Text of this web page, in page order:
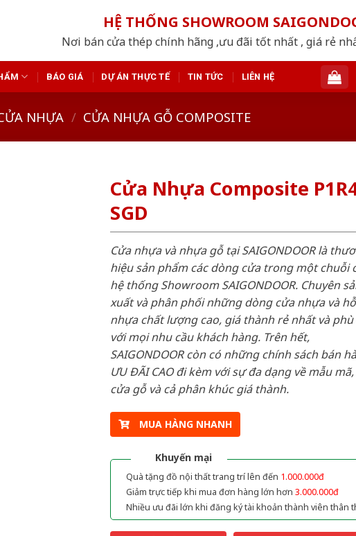
HỆ THỐNG SHOWROOM
Nơi bán cửa thép chính hãng ,ưu đãi tốt nhất , giá rẻ
BÁO GIÁ DỰ ÁN THỰC TẾ TIN TỨC LIÊN HỆ
NHỰA / CỬA NHỰA GỖ COMPOSITE
Cửa Nhựa Composite
SGD
Cửa nhựa và nhựa gỗ tại SAIGONDOOR là
hiệu sản phẩm các dòng cửa trong một chuỗi
hệ thống Showroom SAIGONDOOR. Chuyên
xuất và phân phối những dòng cửa nhựa và
nhựa chất lượng cao, giá thành rẻ nhất và
với mọi nhu cầu khách hàng. Trên hết,
SAIGONDOOR còn có những chính sách bán
ƯU ĐÃI CAO đi kèm với sự đa dạng về mẫu
cửa gỗ và cả phân khúc giá thành.
MUA HÀNG NHANH
Khuyến mại
Quà tặng đồ nội thất trang trí lên đến 1.000.000đ
Giảm trực tiếp khi mua đơn hàng lớn hơn 3.000.000đ
Nhiều ưu đãi lớn khi đăng ký tài khoản thành viên thân